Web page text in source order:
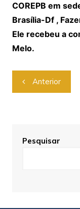
COREPB em
Brasília-Df ,
Ele recebeu a
Melo.
Anterior
Pesquisar